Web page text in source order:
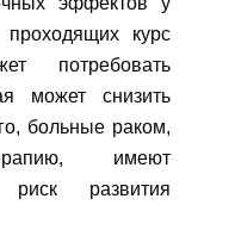
проходящих курс
потребовать
может снизить
больные раком,
имеют
риск развития